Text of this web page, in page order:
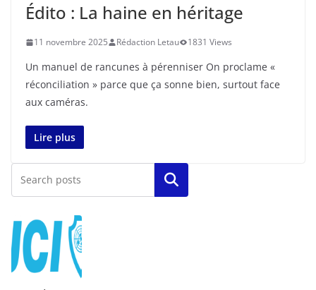
Édito : La haine en héritage
11 novembre 2025 Rédaction Letau 1831 Views
Un manuel de rancunes à pérenniser On proclame «
réconciliation » parce que ça sonne bien, surtout face
aux caméras.
Lire plus
Rechercher